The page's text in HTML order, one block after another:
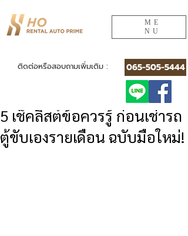
ME
NU
ติดต่อหรือสอบถามเพิ่มเติม : 065-505-5444
5 เช็คลิสต์ข้อควรรู้ ก่อนเช่ารถ
ตู้ขับเองรายเดือน ฉบับมือใหม่!